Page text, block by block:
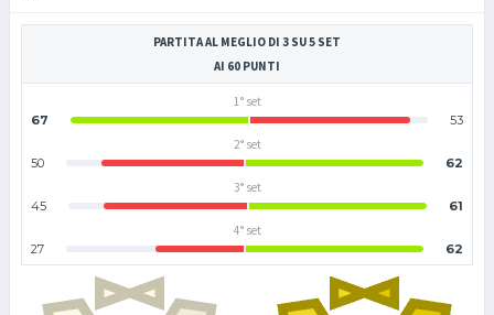
PARTITA AL MEGLIO DI 3 SU 5 SET
AI 60 PUNTI
1° set
67
53
2° set
50
62
3° set
45
61
4° set
27
62